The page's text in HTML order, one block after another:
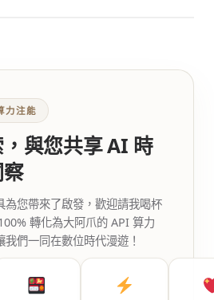
力注能
與您共享 AI 時
為您帶來了啟發，歡迎請我喝杯
轉化為大阿爪的 API 算力
們一同在數位時代漫遊！